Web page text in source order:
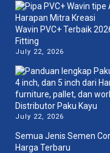
Wavin PVC+ Terbaik
Fitting
July 22, 2026
Distributor Paku Kayu
July 22, 2026
Semua Jenis Semen
Harga Terbaru